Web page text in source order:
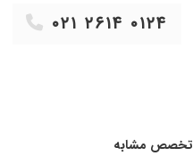
۰۲۱ ۲۶۱۴ ۰۱۲۴
تخصص مشابه